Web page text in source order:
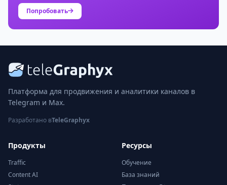
Попробовать
Платформа для продвижения и аналитики каналов в
Telegram и Max.
Разработано вTeleGraphyx
Продукты
Traffic
Content AI
Ресурсы
Обучение
База знаний